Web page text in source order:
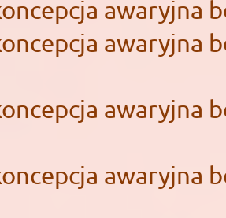
awaryjna
awaryjna
awaryjna
awaryjna